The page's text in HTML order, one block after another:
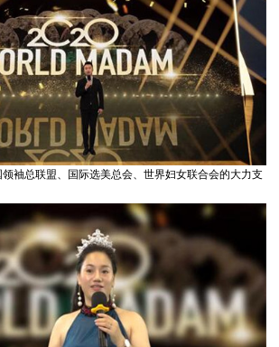
袖总联盟、国际选美总会、世界妇女联合会的大力支